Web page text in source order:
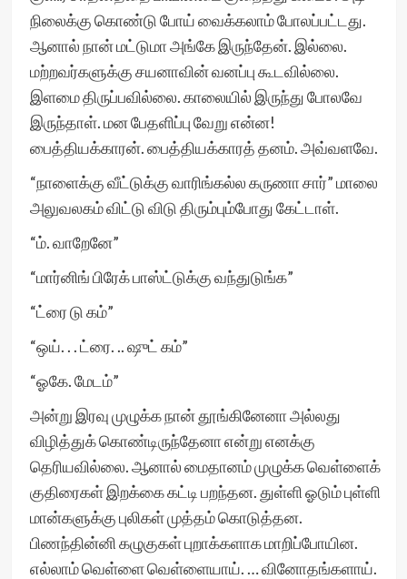
நிலைக்கு கொண்டு போய் வைக்கலாம் போலப்பட்டது.
ஆனால் நான் மட்டுமா அங்கே இருந்தேன். இல்லை.
மற்றவர்களுக்கு சயனாவின் வனப்பு கூடவில்லை.
இளமை திருப்பவில்லை. காலையில் இருந்து போலவே
இருந்தாள். மன பேதளிப்பு வேறு என்ன!
பைத்தியக்காரன். பைத்தியக்காரத் தனம். அவ்வளவே.
“நாளைக்கு வீட்டுக்கு வாரிங்கல்ல கருணா சார்” மாலை
அலுவலகம் விட்டு விடு திரும்பும்போது கேட்டாள்.
“ம். வாறேனே”
“மார்னிங் பிரேக் பாஸ்ட்டுக்கு வந்துடுங்க”
“ட்ரை டு கம்”
“ஒய். . . ட்ரை. .. ஷுட் கம்”
“ஓகே. மேடம்”
அன்று இரவு முழுக்க நான் தூங்கினேனா அல்லது
விழித்துக் கொண்டிருந்தேனா என்று எனக்கு
தெரியவில்லை. ஆனால் மைதானம் முழுக்க வெள்ளைக்
குதிரைகள் இறக்கை கட்டி பறந்தன. துள்ளி ஓடும் புள்ளி
மான்களுக்கு புலிகள் முத்தம் கொடுத்தன.
பிணந்தின்னி கழுகுகள் புறாக்களாக மாறிப்போயின.
எல்லாம் வெள்ளை வெள்ளையாய். … வினோதங்களாய்.